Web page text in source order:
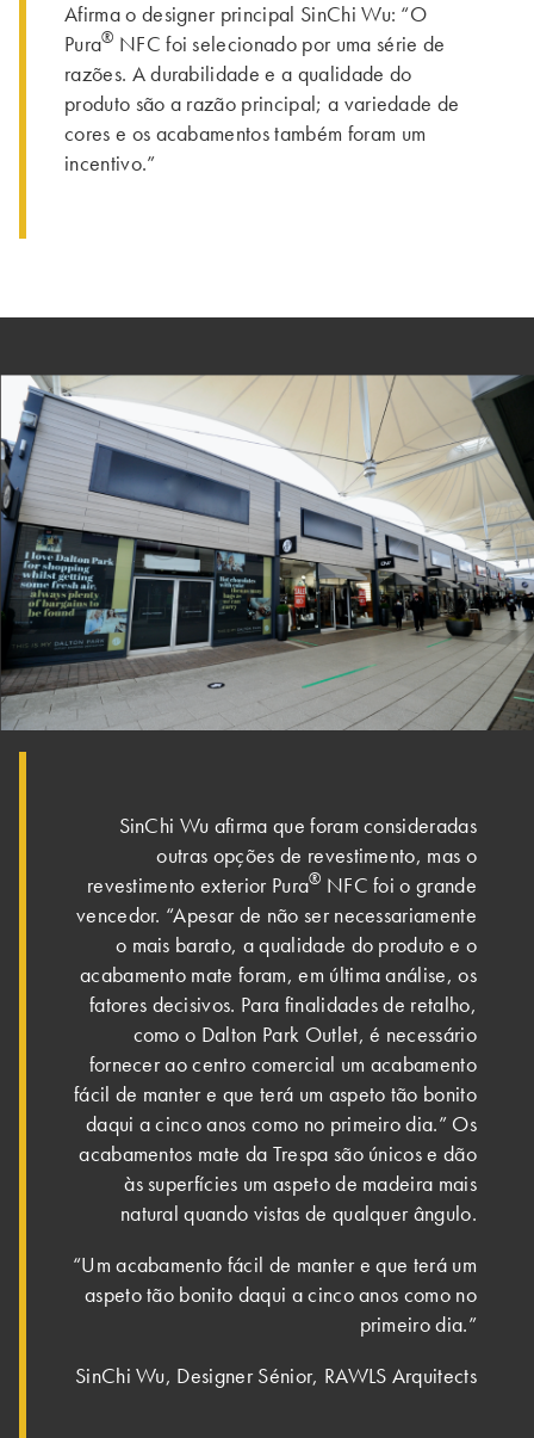
Afirma o designer principal SinChi Wu: “O
Pura® NFC foi selecionado por uma série de
razões. A durabilidade e a qualidade do
produto são a razão principal; a variedade de
cores e os acabamentos também foram um
incentivo.”
SinChi Wu afirma que foram consideradas
outras opções de revestimento, mas o
revestimento exterior Pura® NFC foi o grande
vencedor. “Apesar de não ser necessariamente
o mais barato, a qualidade do produto e o
acabamento mate foram, em última análise, os
fatores decisivos. Para finalidades de retalho,
como o Dalton Park Outlet, é necessário
fornecer ao centro comercial um acabamento
fácil de manter e que terá um aspeto tão bonito
daqui a cinco anos como no primeiro dia.” Os
acabamentos mate da Trespa são únicos e dão
às superfícies um aspeto de madeira mais
natural quando vistas de qualquer ângulo.
“Um acabamento fácil de manter e que terá um
aspeto tão bonito daqui a cinco anos como no
primeiro dia.”
SinChi Wu, Designer Sénior, RAWLS Arquitects